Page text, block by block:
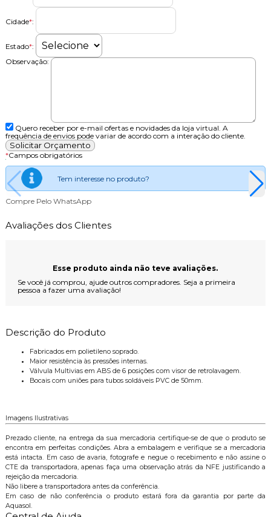
Cidade*:
Estado*:
Observação:
Quero receber por e-mail ofertas e novidades da loja virtual. A
frequência de envios pode variar de acordo com a interação do cliente.
*Campos obrigatórios
Tem interesse no produto?
Compre Pelo WhatsApp
Avaliações dos Clientes
Esse produto ainda não teve avaliações.
Se você já comprou, ajude outros compradores. Seja a primeira
pessoa a fazer uma avaliação!
Descrição do Produto
Fabricados em polietileno soprado.
Maior resistência às pressões internas.
Válvula Multivias em ABS de 6 posições com visor de retrolavagem.
Bocais com uniões para tubos soldáveis PVC de 50mm.
Imagens Ilustrativas
Prezado cliente, na entrega da sua mercadoria certifique-se de que o produto se
encontra em perfeitas condições. Abra a embalagem e verifique se a mercadoria
está intacta. Em caso de avaria, fotografe e negue o recebimento e não assine o
CTE da transportadora, apenas faça uma observação atrás da NFE justificando a
rejeição da mercadoria.
Não libere a transportadora antes da conferência.
Em caso de não conferência o produto estará fora da garantia por parte da
Aquasol.